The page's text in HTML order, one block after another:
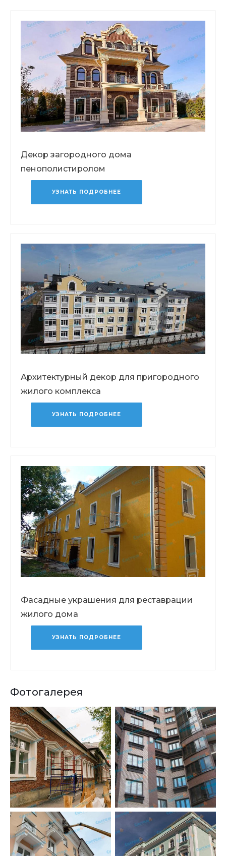
Декор загородного дома
пенополистиролом
УЗНАТЬ ПОДРОБНЕЕ
Архитектурный декор для пригородного
жилого комплекса
УЗНАТЬ ПОДРОБНЕЕ
Фасадные украшения для реставрации
жилого дома
УЗНАТЬ ПОДРОБНЕЕ
Фотогалерея